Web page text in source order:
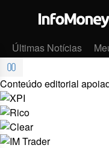
Últimas Notícias
Conteúdo editorial